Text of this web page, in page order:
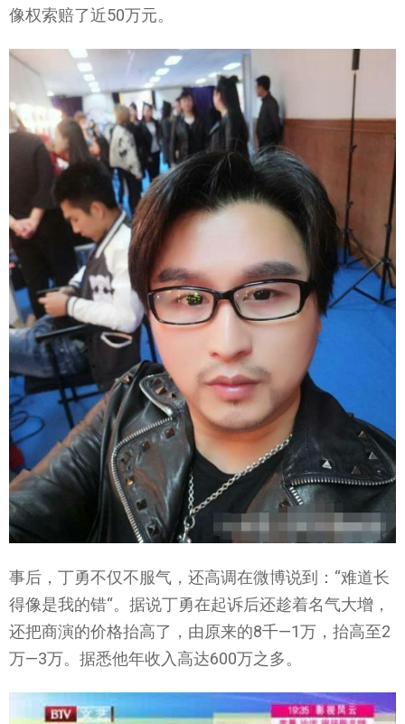
像权索赔了近50万元。
事后，丁勇不仅不服气，还高调在微博说到：“难道长
得像是我的错“。据说丁勇在起诉后还趁着名气大增，
还把商演的价格抬高了，由原来的8千—1万，抬高至2
万—3万。据悉他年收入高达600万之多。